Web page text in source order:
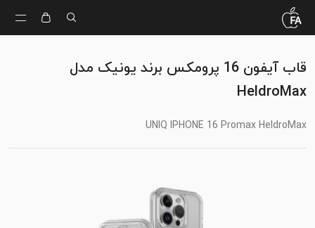
قاب آیفون 16 پرومکس برند یونیک مدل
HeldroMax
UNIQ IPHONE 16 Promax HeldroMax